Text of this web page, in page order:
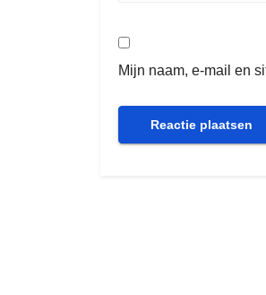
Mijn naam, e-mail en